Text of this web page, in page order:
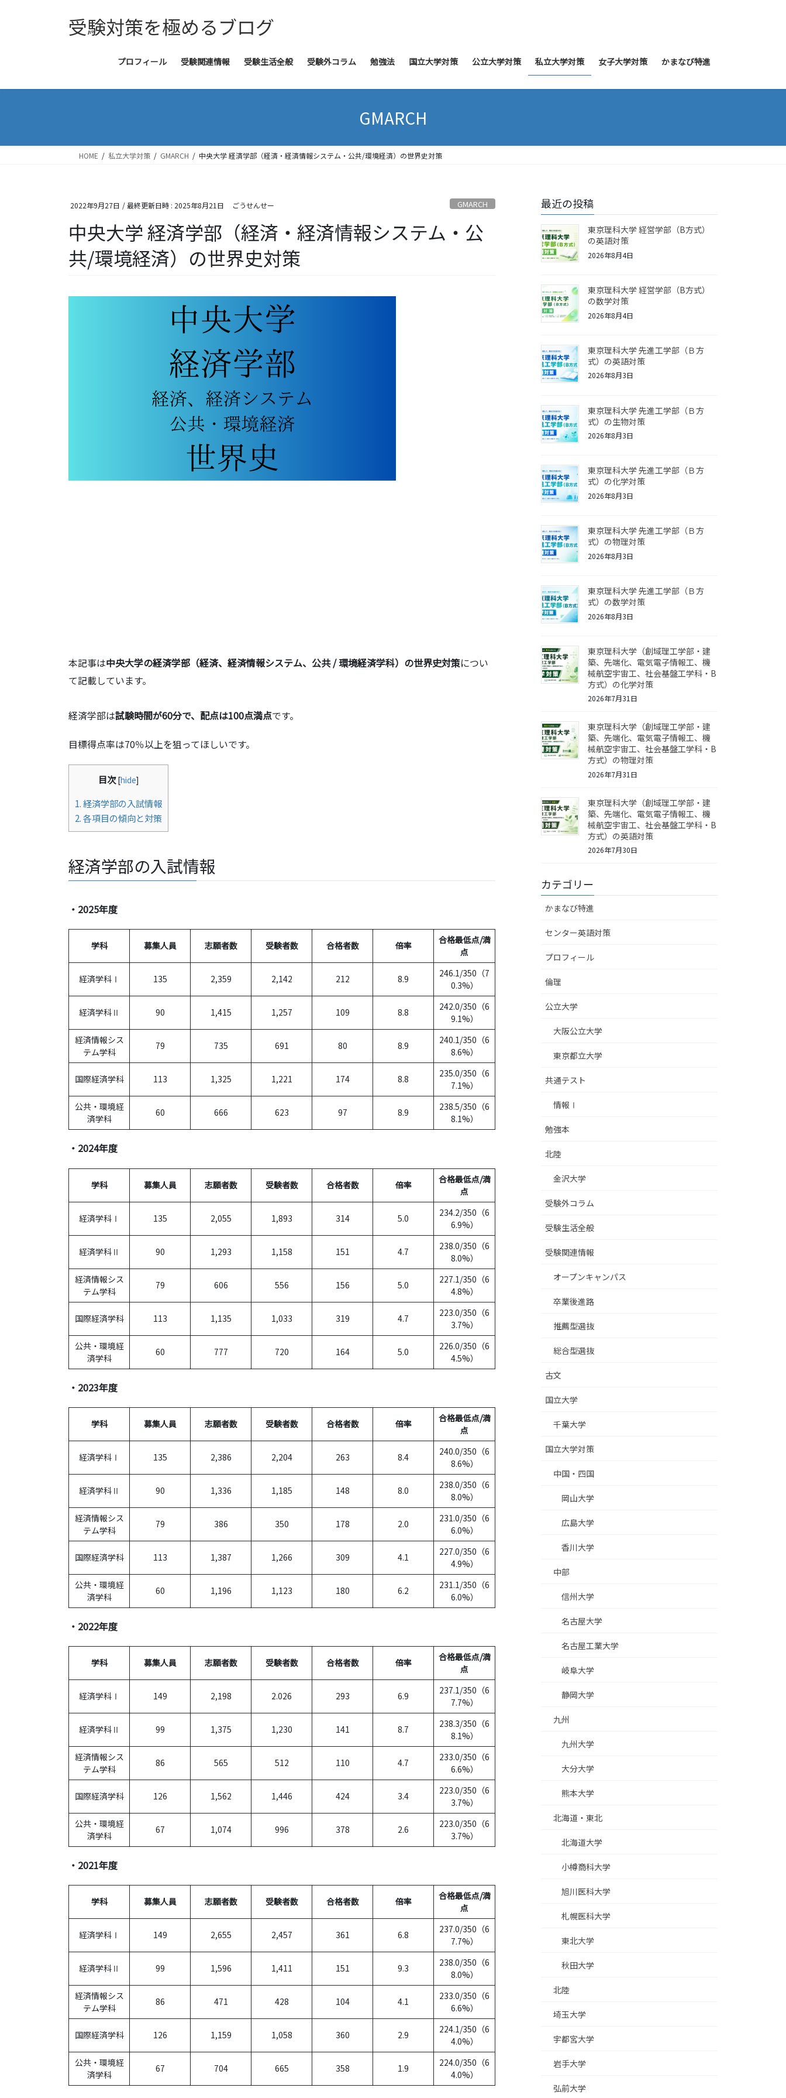
ス
ン
受験対策を極めるブログ
プロフィール 受験関連情報 受験生活全般 受験外コラム 勉強法 国立大学対策 公立大学対策 私立大学対策 女子大学対策 かまなび特進
GMARCH
HOME 私立大学対策 GMARCH 中央大学 経済学部（経済・経済情報システム・公共/環境経済）の世界史対策
2022年9月27日 / 最終更新日時 : 2025年8月21日 ごうせんせー GMARCH
中央大学 経済学部（経済・経済情報システム・公
共/環境経済）の世界史対策
本記事は中央大学の経済学部（経済、経済情報システム、公共 / 環境経済学科）の世界史対策につい
て記載しています。
経済学部は試験時間が60分で、配点は100点満点です。
目標得点率は70％以上を狙ってほしいです。
目次 [hide]
1.経済学部の入試情報
2.各項目の傾向と対策
経済学部の入試情報
・2025年度
学科 募集人員 志願者数 受験者数 合格者数 倍率
合格最低点/満
点
経済学科Ⅰ 135 2,359 2,142 212 8.9
246.1/350（7
0.3%）
経済学科Ⅱ 90 1,415 1,257 109 8.8
242.0/350（6
9.1%）
経済情報シス
テム学科
79 735 691 80 8.9
240.1/350（6
8.6%）
国際経済学科 113 1,325 1,221 174 8.8
235.0/350（6
7.1%）
公共・環境経
済学科
60 666 623 97 8.9
238.5/350（6
8.1%）
・2024年度
学科 募集人員 志願者数 受験者数 合格者数 倍率
合格最低点/満
点
経済学科Ⅰ 135 2,055 1,893 314 5.0
234.2/350（6
6.9%）
経済学科Ⅱ 90 1,293 1,158 151 4.7
238.0/350（6
8.0%）
経済情報シス
テム学科
79 606 556 156 5.0
227.1/350（6
4.8%）
国際経済学科 113 1,135 1,033 319 4.7
223.0/350（6
3.7%）
公共・環境経
済学科
60 777 720 164 5.0
226.0/350（6
4.5%）
・2023年度
学科 募集人員 志願者数 受験者数 合格者数 倍率
合格最低点/満
点
経済学科Ⅰ 135 2,386 2,204 263 8.4
240.0/350（6
8.6%）
経済学科Ⅱ 90 1,336 1,185 148 8.0
238.0/350（6
8.0%）
経済情報シス
テム学科
79 386 350 178 2.0
231.0/350（6
6.0%）
国際経済学科 113 1,387 1,266 309 4.1
227.0/350（6
4.9%）
公共・環境経
済学科
60 1,196 1,123 180 6.2
231.1/350（6
6.0%）
・2022年度
学科 募集人員 志願者数 受験者数 合格者数 倍率
合格最低点/満
点
経済学科Ⅰ 149 2,198 2.026 293 6.9
237.1/350（6
7.7%）
経済学科Ⅱ 99 1,375 1,230 141 8.7
238.3/350（6
8.1%）
経済情報シス
テム学科
86 565 512 110 4.7
233.0/350（6
6.6%）
国際経済学科 126 1,562 1,446 424 3.4
223.0/350（6
3.7%）
公共・環境経
済学科
67 1,074 996 378 2.6
223.0/350（6
3.7%）
・2021年度
学科 募集人員 志願者数 受験者数 合格者数 倍率
合格最低点/満
点
経済学科Ⅰ 149 2,655 2,457 361 6.8
237.0/350（6
7.7%）
経済学科Ⅱ 99 1,596 1,411 151 9.3
238.0/350（6
8.0%）
経済情報シス
テム学科
86 471 428 104 4.1
233.0/350（6
6.6%）
国際経済学科 126 1,159 1,058 360 2.9
224.1/350（6
4.0%）
公共・環境経
済学科
67 704 665 358 1.9
224.0/350（6
4.0%）
最近の投稿
東京理科大学 経営学部（B方式）
の英語対策
2026年8月4日
東京理科大学 経営学部（B方式）
の数学対策
2026年8月4日
東京理科大学 先進工学部（Ｂ方
式）の英語対策
2026年8月3日
東京理科大学 先進工学部（Ｂ方
式）の生物対策
2026年8月3日
東京理科大学 先進工学部（Ｂ方
式）の化学対策
2026年8月3日
東京理科大学 先進工学部（Ｂ方
式）の物理対策
2026年8月3日
東京理科大学 先進工学部（Ｂ方
式）の数学対策
2026年8月3日
東京理科大学（創域理工学部・建
築、先端化、電気電子情報工、機
械航空宇宙工、社会基盤工学科・B
方式）の化学対策
2026年7月31日
東京理科大学（創域理工学部・建
築、先端化、電気電子情報工、機
械航空宇宙工、社会基盤工学科・B
方式）の物理対策
2026年7月31日
東京理科大学（創域理工学部・建
築、先端化、電気電子情報工、機
械航空宇宙工、社会基盤工学科・B
方式）の英語対策
2026年7月30日
カテゴリー
かまなび特進
センター英語対策
プロフィール
倫理
公立大学
大阪公立大学
東京都立大学
共通テスト
情報Ⅰ
勉強本
北陸
金沢大学
受験外コラム
受験生活全般
受験関連情報
オープンキャンパス
卒業後進路
推薦型選抜
総合型選抜
古文
国立大学
千葉大学
国立大学対策
中国・四国
岡山大学
広島大学
香川大学
中部
信州大学
名古屋大学
名古屋工業大学
岐阜大学
静岡大学
九州
九州大学
大分大学
熊本大学
北海道・東北
北海道大学
小樽商科大学
旭川医科大学
札幌医科大学
東北大学
秋田大学
北陸
埼玉大学
宇都宮大学
岩手大学
弘前大学